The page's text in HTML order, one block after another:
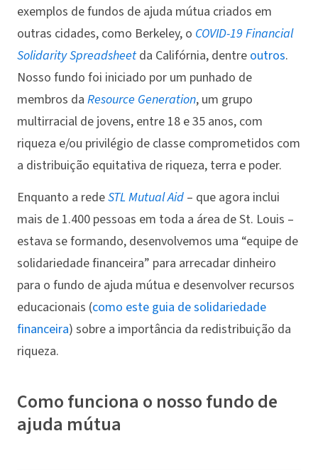
exemplos de fundos de ajuda mútua criados em
outras cidades, como Berkeley, o COVID-19 Financial
Solidarity Spreadsheet da Califórnia, dentre outros.
Nosso fundo foi iniciado por um punhado de
membros da Resource Generation, um grupo
multirracial de jovens, entre 18 e 35 anos, com
riqueza e/ou privilégio de classe comprometidos com
a distribuição equitativa de riqueza, terra e poder.
Enquanto a redeSTL Mutual Aid – que agora inclui
mais de 1.400 pessoas em toda a área de St. Louis –
estava se formando, desenvolvemos uma “equipe de
solidariedade financeira” para arrecadar dinheiro
para o fundo de ajuda mútua e desenvolver recursos
educacionais (como este guia de solidariedade
financeira) sobre a importância da redistribuição da
riqueza.
Como funciona o nosso fundo de
ajuda mútua